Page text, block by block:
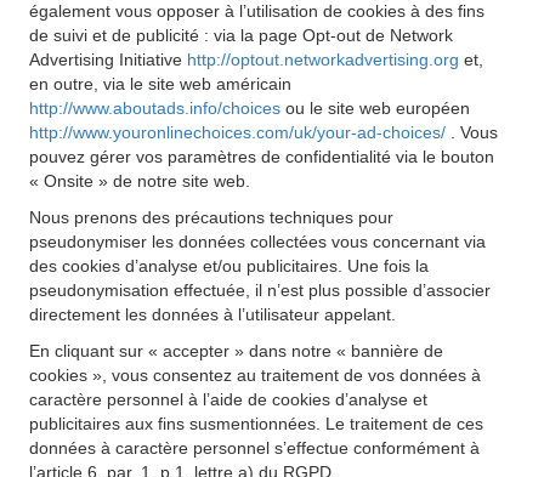
également vous opposer à l’utilisation de cookies à des fins
de suivi et de publicité : via la page Opt-out de Network
Advertising Initiative http://optout.networkadvertising.org et,
en outre, via le site web américain
http://www.aboutads.info/choices ou le site web européen
http://www.youronlinechoices.com/uk/your-ad-choices/
. Vous
pouvez gérer vos paramètres de confidentialité via le bouton
« Onsite » de notre site web.
Nous prenons des précautions techniques pour
pseudonymiser les données collectées vous concernant via
des cookies d’analyse et/ou publicitaires. Une fois la
pseudonymisation effectuée, il n’est plus possible d’associer
directement les données à l’utilisateur appelant.
En cliquant sur « accepter » dans notre « bannière de
cookies », vous consentez au traitement de vos données à
caractère personnel à l’aide de cookies d’analyse et
publicitaires aux fins susmentionnées. Le traitement de ces
données à caractère personnel s’effectue conformément à
l’article 6, par. 1, p.1, lettre a) du RGPD.